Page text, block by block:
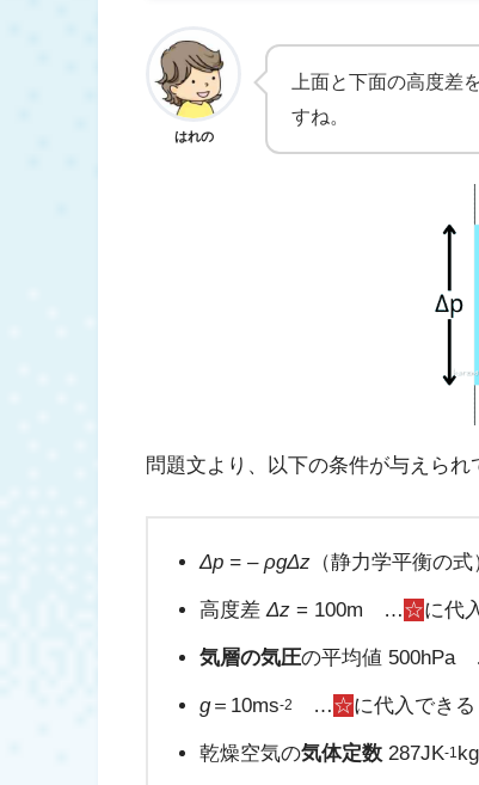
はれの
上面と下面の高度差
すね。
問題文より、以下の条件が与えられ
Δp = – ρgΔz（静力学平衡の
高度差Δz= 100m …☆に代
気層の気圧の平均値 500hPa
g＝10ms-2 …☆に代入できる
乾燥空気の気体定数287JK-1kg